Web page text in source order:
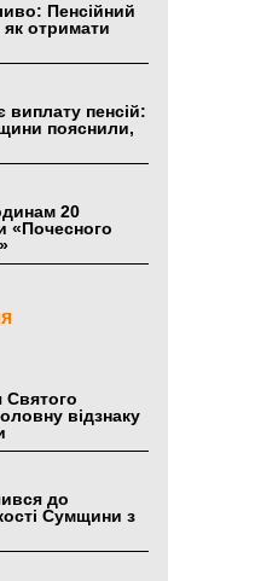
Пенсійний
отримати
виплату пенсій:
пояснили,
20
«Почесного
Святого
відзнаку
до
Сумщини з